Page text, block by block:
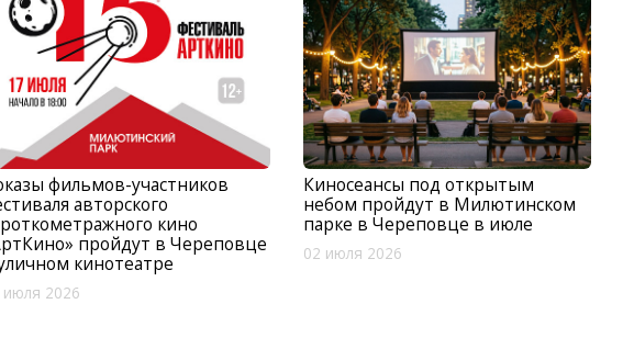
фильмов-участников
авторского
кино
пройдут в Череповце
кинотеатре
июля 2026
Киносеансы под открытым
небом пройдут в Милютинском
парке в Череповце в июле
02 июля 2026